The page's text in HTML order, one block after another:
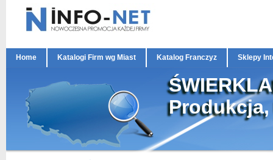
Home Katalogi Firm wg Miast Katalog Franczyz Sklepy